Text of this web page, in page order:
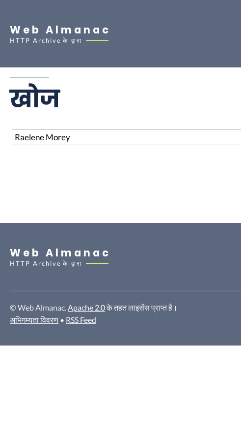
Web Almanac
HTTP Archive के द्वारा
खोज
खोज
Web Almanac
HTTP Archive के द्वारा
© Web Almanac.Apache 2.0के तहत लाइसेंस प्राप्त है।
अभिगम्यता विवरण • RSS Feed